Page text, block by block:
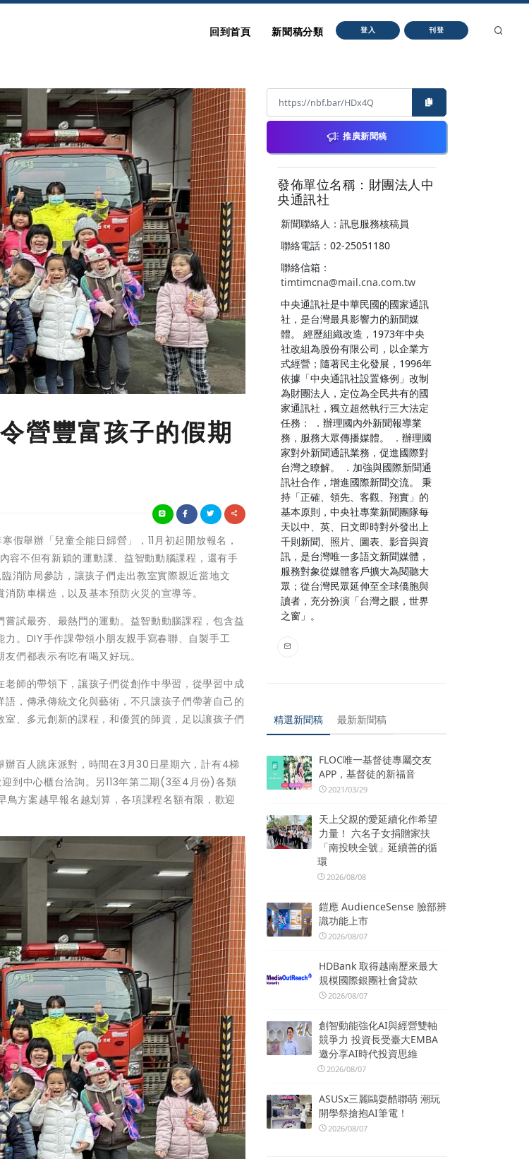
回到首頁 新聞稿分類 登入 刊登
營豐富孩子的假期
舉辦「兒童全能日歸營」，11月初起開放報名，
容不但有新穎的運動課、益智動動腦課程，還有手
消防局參訪，讓孩子們走出教室實際親近當地文
防車構造，以及基本預防火災的宣導等。
試最夯、最熱門的運動。益智動動腦課程，包含益
。DIY手作課帶領小朋友親手寫春聯、自製手工
們都表示有吃有喝又好玩。
師的帶領下，讓孩子們從創作中學習，從學習中成
，傳承傳統文化與藝術，不只讓孩子們帶著自己的
、多元創新的課程，和優質的師資，足以讓孩子們
百人跳床派對，時間在3月30日星期六，計有4梯
到中心櫃台洽詢。另113年第二期(3至4月份)各類
方案越早報名越划算，各項課程名額有限，歡迎
推廣新聞稿
發佈單位名稱：財團法人中
央通訊社
新聞聯絡人：訊息服務核稿員
聯絡電話：02-25051180
聯絡信箱：
timtimcna@mail.cna.com.tw
中央通訊社是中華民國的國家通訊
社，是台灣最具影響力的新聞媒
體。 經歷組織改造，1973年中央
社改組為股份有限公司，以企業方
式經營；隨著民主化發展，1996年
依據「中央通訊社設置條例」改制
為財團法人，定位為全民共有的國
家通訊社，獨立超然執行三大法定
任務： ．辦理國內外新聞報導業
務，服務大眾傳播媒體。 ．辦理國
家對外新聞通訊業務，促進國際對
台灣之瞭解。 ．加強與國際新聞通
訊社合作，增進國際新聞交流。 秉
持「正確、領先、客觀、翔實」的
基本原則，中央社專業新聞團隊每
天以中、英、日文即時對外發出上
千則新聞、照片、圖表、影音與資
訊，是台灣唯一多語文新聞媒體，
服務對象從媒體客戶擴大為閱聽大
眾；從台灣民眾延伸至全球僑胞與
讀者，充分扮演「台灣之眼，世界
之窗」。
精選新聞稿 最新新聞稿
FLOC唯一基督徒專屬交友
APP，基督徒的新福音
2021/03/29
天上父親的愛延續化作希望
力量！ 六名子女捐贈家扶
「南投映全號」延續善的循
環
2026/08/08
鎧應 AudienceSense 臉部辨
識功能上市
2026/08/07
HDBank 取得越南歷來最大
規模國際銀團社會貸款
2026/08/07
創智動能強化AI與經營雙軸
競爭力 投資長受臺大EMBA
邀分享AI時代投資思維
2026/08/07
ASUSx三麗鷗耍酷聯萌 潮玩
開學祭搶抱AI筆電！
2026/08/07